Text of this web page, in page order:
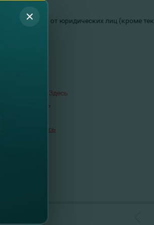
депозитов от юридических лиц (кроме
2020г. Здесь
Здесь
Здесь